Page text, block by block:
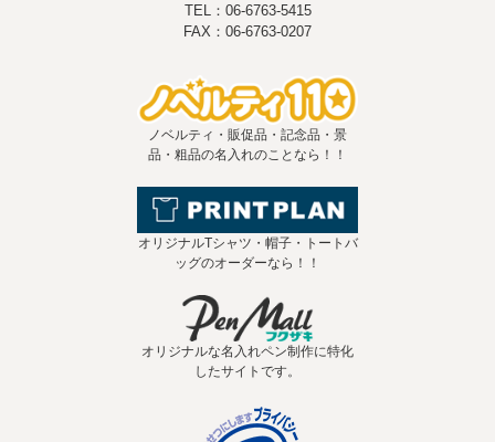
TEL：06-6763-5415
FAX：06-6763-0207
ノベルティ・販促品・記念品・景
品・粗品の名入れのことなら！！
オリジナルTシャツ・帽子・トートバ
ッグのオーダーなら！！
オリジナルな名入れペン制作に特化
したサイトです。